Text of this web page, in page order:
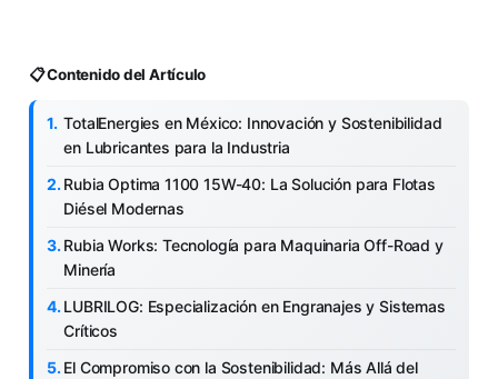
📋 Contenido del Artículo
TotalEnergies en México: Innovación y Sostenibilidad
en Lubricantes para la Industria
Rubia Optima 1100 15W-40: La Solución para Flotas
Diésel Modernas
Rubia Works: Tecnología para Maquinaria Off-Road y
Minería
LUBRILOG: Especialización en Engranajes y Sistemas
Críticos
El Compromiso con la Sostenibilidad: Más Allá del